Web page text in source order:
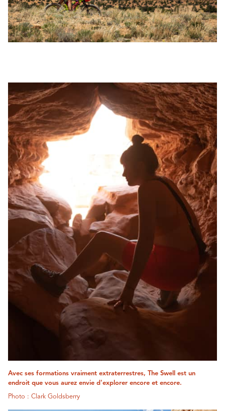
Avec ses formations vraiment extraterrestres, The Swell est un
endroit que vous aurez envie d'explorer encore et encore.
Photo : Clark Goldsberry